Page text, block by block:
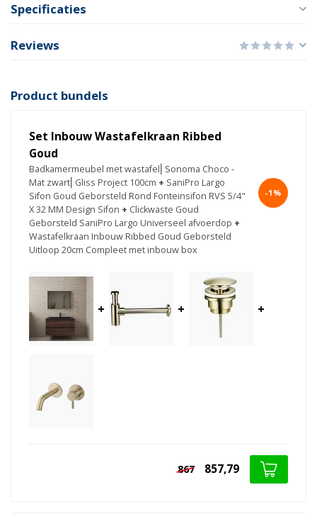
Specificaties
Reviews
Product bundels
Set Inbouw Wastafelkraan Ribbed
Goud
Badkamermeubel met wastafel⎢Sonoma Choco -
Mat zwart⎢Gliss Project 100cm + SaniPro Largo
Sifon Goud Geborsteld Rond Fonteinsifon RVS 5/4"
X 32 MM Design Sifon + Clickwaste Goud
Geborsteld SaniPro Largo Universeel afvoerdop +
Wastafelkraan Inbouw Ribbed Goud Geborsteld
Uitloop 20cm Compleet met inbouw box
-1%
+ + +
867 857,79